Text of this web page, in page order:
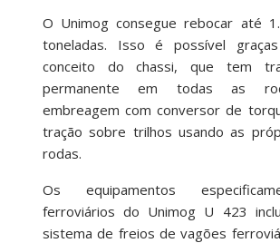
O Unimog consegue rebocar até
toneladas. Isso é possível
conceito do chassi, que tem
permanente em todas as
embreagem com conversor de
tração sobre trilhos usando as
rodas.
Os equipamentos
ferroviários do Unimog U 423
sistema de freios de vagões